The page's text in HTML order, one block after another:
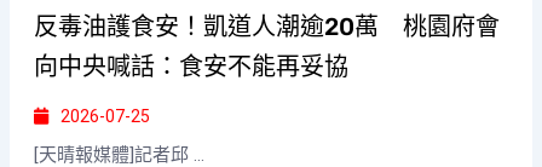
反毒油護食安！凱道人潮逾20萬 桃園府會
向中央喊話：食安不能再妥協
2026-07-25
[天晴報媒體]記者邱 ...